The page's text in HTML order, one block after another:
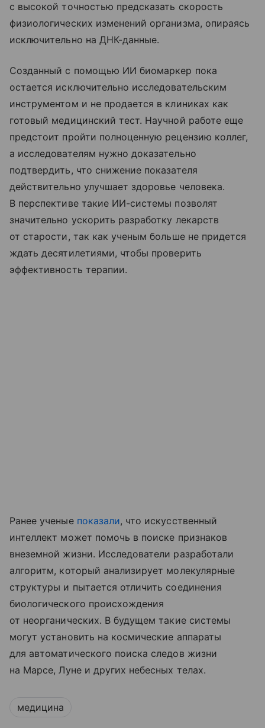
с высокой точностью предсказать скорость
физиологических изменений организма, опираясь
исключительно на ДНК-данные.
Созданный с помощью ИИ биомаркер пока
остается исключительно исследовательским
инструментом и не продается в клиниках как
готовый медицинский тест. Научной работе еще
предстоит пройти полноценную рецензию коллег,
а исследователям нужно доказательно
подтвердить, что снижение показателя
действительно улучшает здоровье человека.
В перспективе такие ИИ-системы позволят
значительно ускорить разработку лекарств
от старости, так как ученым больше не придется
ждать десятилетиями, чтобы проверить
эффективность терапии.
Ранее ученые показали, что искусственный
интеллект может помочь в поиске признаков
внеземной жизни. Исследователи разработали
алгоритм, который анализирует молекулярные
структуры и пытается отличить соединения
биологического происхождения
от неорганических. В будущем такие системы
могут установить на космические аппараты
для автоматического поиска следов жизни
на Марсе, Луне и других небесных телах.
медицина